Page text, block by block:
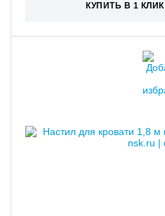
КУПИТЬ В 1 КЛИК